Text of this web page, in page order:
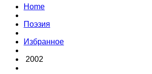
Home
Поэзия
Избранное
2002